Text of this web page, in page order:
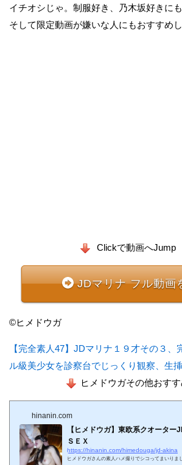
イチオシじゃ。制服好き、乃木坂好きにも
そして限定動画が嫌いな人にもおすすめ
Clickで動画へJump
JDマリナ フル動画
©ヒメドウガ
【完全素人47】JDマリナ１９才その３、
ル級美少女を診察台でじっくり観察、生
ヒメドウガその他おす
hinanin.com
【ヒメドウガ】東欧系クオーター
ＳＥＸ
https://hinanin.com/himedouga/jd-akina
ヒメドウガさんの素人ハメ撮りでシコってまいりま